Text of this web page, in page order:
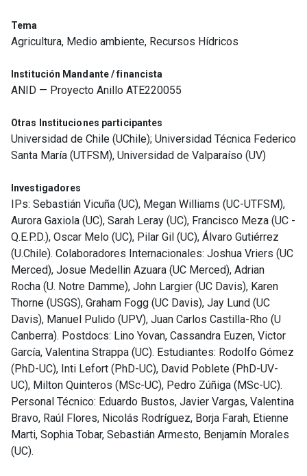
Tema
Agricultura, Medio ambiente, Recursos Hídricos
Institución Mandante / financista
ANID — Proyecto Anillo ATE220055
Otras Instituciones participantes
Universidad de Chile (UChile); Universidad Técnica Federico
Santa María (UTFSM), Universidad de Valparaíso (UV)
Investigadores
IPs: Sebastián Vicuña (UC), Megan Williams (UC-UTFSM),
Aurora Gaxiola (UC), Sarah Leray (UC), Francisco Meza (UC -
Q.E.P.D.), Oscar Melo (UC), Pilar Gil (UC), Álvaro Gutiérrez
(U.Chile). Colaboradores Internacionales: Joshua Vriers (UC
Merced), Josue Medellin Azuara (UC Merced), Adrian
Rocha (U. Notre Damme), John Largier (UC Davis), Karen
Thorne (USGS), Graham Fogg (UC Davis), Jay Lund (UC
Davis), Manuel Pulido (UPV), Juan Carlos Castilla-Rho (U
Canberra). Postdocs: Lino Yovan, Cassandra Euzen, Victor
García, Valentina Strappa (UC). Estudiantes: Rodolfo Gómez
(PhD-UC), Inti Lefort (PhD-UC), David Poblete (PhD-UV-
UC), Milton Quinteros (MSc-UC), Pedro Zúñiga (MSc-UC).
Personal Técnico: Eduardo Bustos, Javier Vargas, Valentina
Bravo, Raúl Flores, Nicolás Rodríguez, Borja Farah, Etienne
Marti, Sophia Tobar, Sebastián Armesto, Benjamín Morales
(UC).